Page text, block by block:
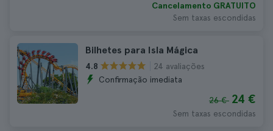
Cancelamento GRATUITO
Sem taxas escondidas
Bilhetes para Isla Mágica
4.8
24 avaliações
Confirmação imediata
26 € 24 €
Sem taxas escondidas